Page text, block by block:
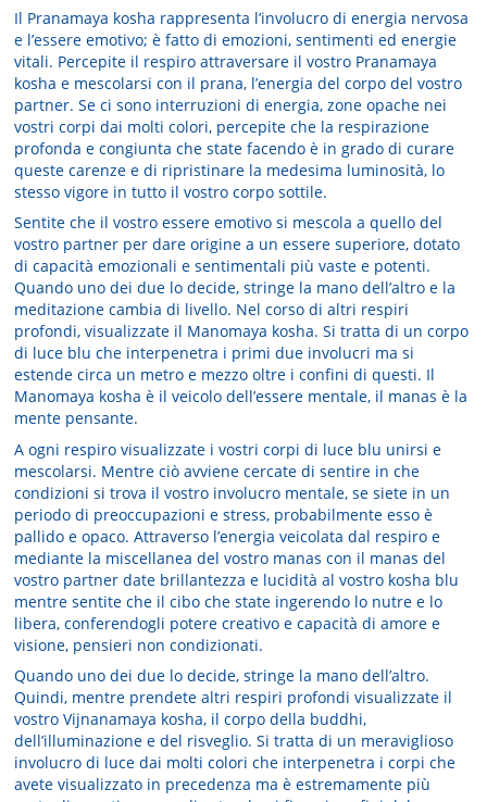
Il Pranamaya kosha rappresenta l’involucro di energia nervosa
e l’essere emotivo; è fatto di emozioni, sentimenti ed energie
vitali. Percepite il respiro attraversa­re il vostro Pranamaya
kosha e mescolarsi con il prana, l’energia del corpo del vostro
partner. Se ci sono interruzioni di energia, zone opache nei
vostri corpi dai molti colori, percepite che la respirazione
profonda e congiunta che state facendo è in grado di curare
queste carenze e di ripristinare la medesima luminosità, lo
stesso vigore in tutto il vostro corpo sottile.
Sentite che il vostro essere emotivo si me­scola a quello del
vostro partner per dare origine a un essere superiore, dotato
di capacità emozionali e sentimentali più vaste e potenti.
Quando uno dei due lo decide, stringe la mano dell’altro e la
meditazione cambia di livello. Nel corso di altri respiri
profondi, visualizzate il Manomaya ko­sha. Si tratta di un corpo
di luce blu che interpenetra i primi due involucri ma si
estende circa un metro e mezzo oltre i confini di questi. Il
Manomaya kosha è il veicolo dell’essere mentale, il manas è la
mente pensante.
A ogni respiro visualizzate i vostri corpi di luce blu unirsi e
mescolarsi. Mentre ciò avviene cercate di sentire in che
condizioni si trova il vostro involucro mentale, se siete in un
periodo di preoccupazioni e stress, probabilmente esso è
pallido e opaco. Attraverso l’energia veicolata dal respiro e
mediante la miscellanea del vostro manas con il manas del
vostro partner date brillantezza e lucidità al vostro kosha blu
mentre sentite che il cibo che state ingerendo lo nutre e lo
libera, con­ferendogli potere creativo e capacità di amore e
visione, pensieri non condizionati.
Quando uno dei due lo decide, stringe la mano dell’altro.
Quindi, mentre prendete altri respiri profondi visualizzate il
vostro Vijnanamaya kosha, il corpo della buddhi,
dell’illuminazione e del risveglio. Si tratta di un meraviglioso
involucro di luce dai mol­ti colori che interpenetra i corpi che
avete visualizzato in precedenza ma è estremamente più